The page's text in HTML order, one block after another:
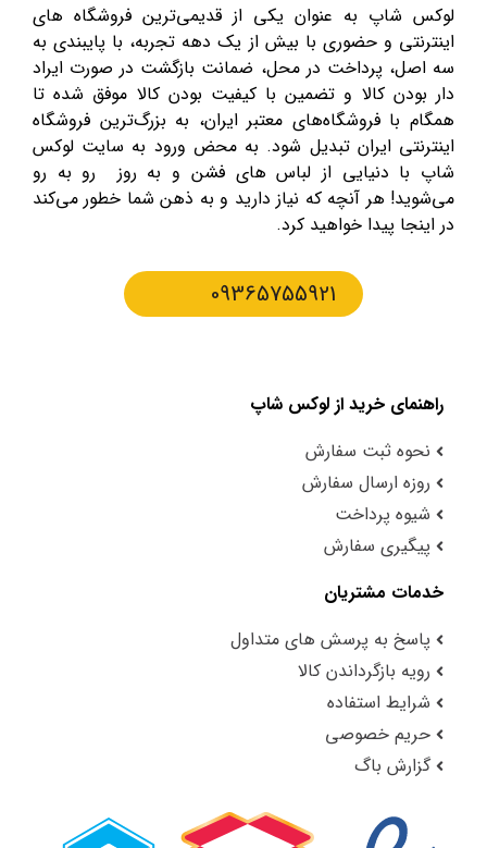
لوکس شاپ به عنوان یکی از قدیمی‌ترین فروشگاه های
اینترنتی و حضوری با بیش از یک دهه تجربه، با پایبندی به
سه اصل، پرداخت در محل، ضمانت بازگشت در صورت ایراد
دار بودن کالا و تضمین با کیفیت بودن کالا موفق شده تا
همگام با فروشگاه‌های معتبر ایران، به بزرگ‌ترین فروشگاه
اینترنتی ایران تبدیل شود. به محض ورود به سایت لوکس
شاپ با دنیایی از لباس های فشن و به روز رو به رو
می‌شوید! هر آنچه که نیاز دارید و به ذهن شما خطور می‌کند
در اینجا پیدا خواهید کرد.
09365755921
راهنمای خرید از لوکس شاپ
نحوه ثبت سفارش
روزه ارسال سفارش
شیوه پرداخت
پیگیری سفارش
خدمات مشتریان
پاسخ به پرسش های متداول
رویه بازگرداندن کالا
شرایط استفاده
حریم خصوصی
گزارش باگ